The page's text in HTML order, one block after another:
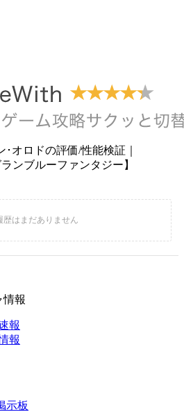
･オロドの評価/性能検証｜
ンブルーファンタジー】
情報
報
報
示板